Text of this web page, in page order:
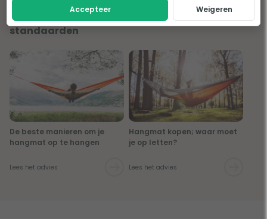
Lees onze tips en adviezen over hangmat
standaarden
De beste manieren om je
hangmat op te hangen
Lees het advies
Hangmat kopen; waar moet
je op letten?
Lees het advies
Accepteer Weigeren